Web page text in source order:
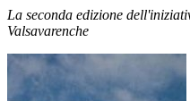
La seconda edizione
Valsavarenche